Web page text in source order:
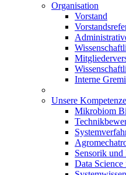
Organisation
Vorstand
Interne
Unsere
Mikrobiom
Sensorik
Data